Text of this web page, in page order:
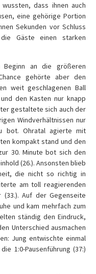
dass ihnen auch
eine gehörige Portion
Sekunden vor Schluss
Gäste einen starken
an die größeren
gehörte aber den
weit geschlagenen Ball
den Kasten nur knapp
gestaltete sich auch der
Windverhältnissen nur
bot. Ohratal agierte mit
kompakt stand und den
30. Minute bot sich den
(26.). Ansonsten blieb
die nicht so richtig in
am toll reagierenden
(33.). Auf der Gegenseite
und kam mehrfach zum
ständig den Eindruck,
Unterschied ausmachen
Jung entwischte einmal
1:0-Pausenführung (37:)